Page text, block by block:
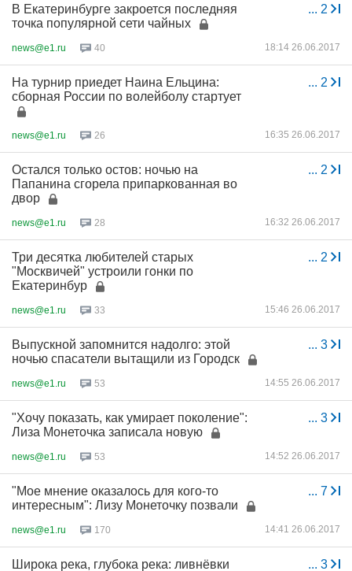
... 2
В Екатеринбурге закроется последняя
точка популярной сети чайных
news@e1.ru 40 18:14 26.06.2017
... 2
На турнир приедет Наина Ельцина:
сборная России по волейболу стартует
news@e1.ru 26 16:35 26.06.2017
... 2
Остался только остов: ночью на
Папанина сгорела припаркованная во
двор
news@e1.ru 28 16:32 26.06.2017
... 2
Три десятка любителей старых
"Москвичей" устроили гонки по
Екатеринбур
news@e1.ru 33 15:46 26.06.2017
... 3
Выпускной запомнится надолго: этой
ночью спасатели вытащили из Городск
news@e1.ru 53 14:55 26.06.2017
... 3
"Хочу показать, как умирает поколение":
Лиза Монеточка записала новую
news@e1.ru 53 14:52 26.06.2017
... 7
"Мое мнение оказалось для кого-то
интересным": Лизу Монеточку позвали
news@e1.ru 170 14:41 26.06.2017
... 3
Широка река, глубока река: ливнёвки